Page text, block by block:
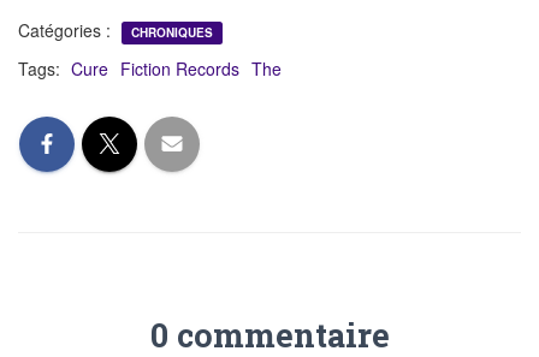
Catégories : CHRONIQUES
Tags: Cure Fiction Records The
0 commentaire